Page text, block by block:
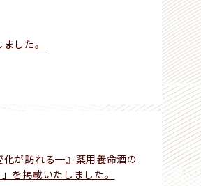
した。
化が訪れる━』薬用養命酒の
を掲載いたしました。